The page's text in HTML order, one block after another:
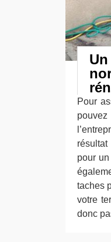
Pour
pour
taches
votre
donc